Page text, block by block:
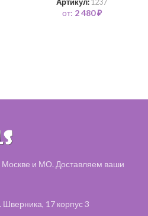
Артикул: 1237
от: 2 480₽
Москве и МО. Доставляем ваши
Шверника, 17 корпус 3